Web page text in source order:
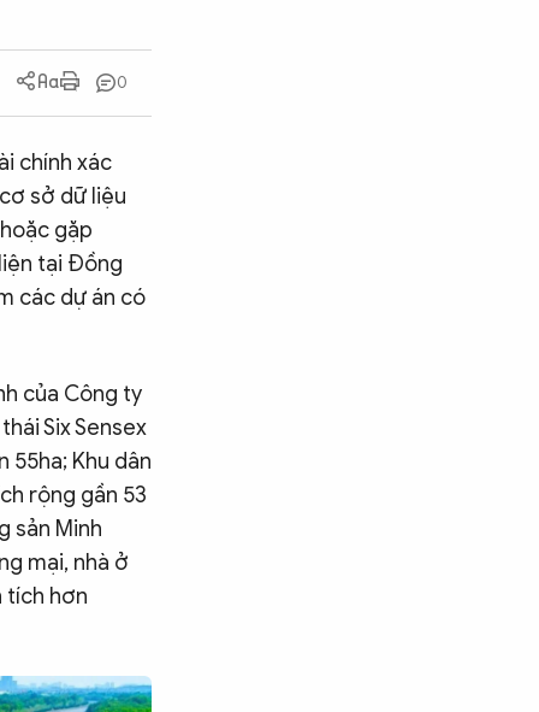
0
chính xác
sở dữ liệu
gặp
tại Đồng
các dự án có
của Công ty
Six Sensex
55ha; Khu dân
rộng gần 53
sản Minh
mại, nhà ở
tích hơn